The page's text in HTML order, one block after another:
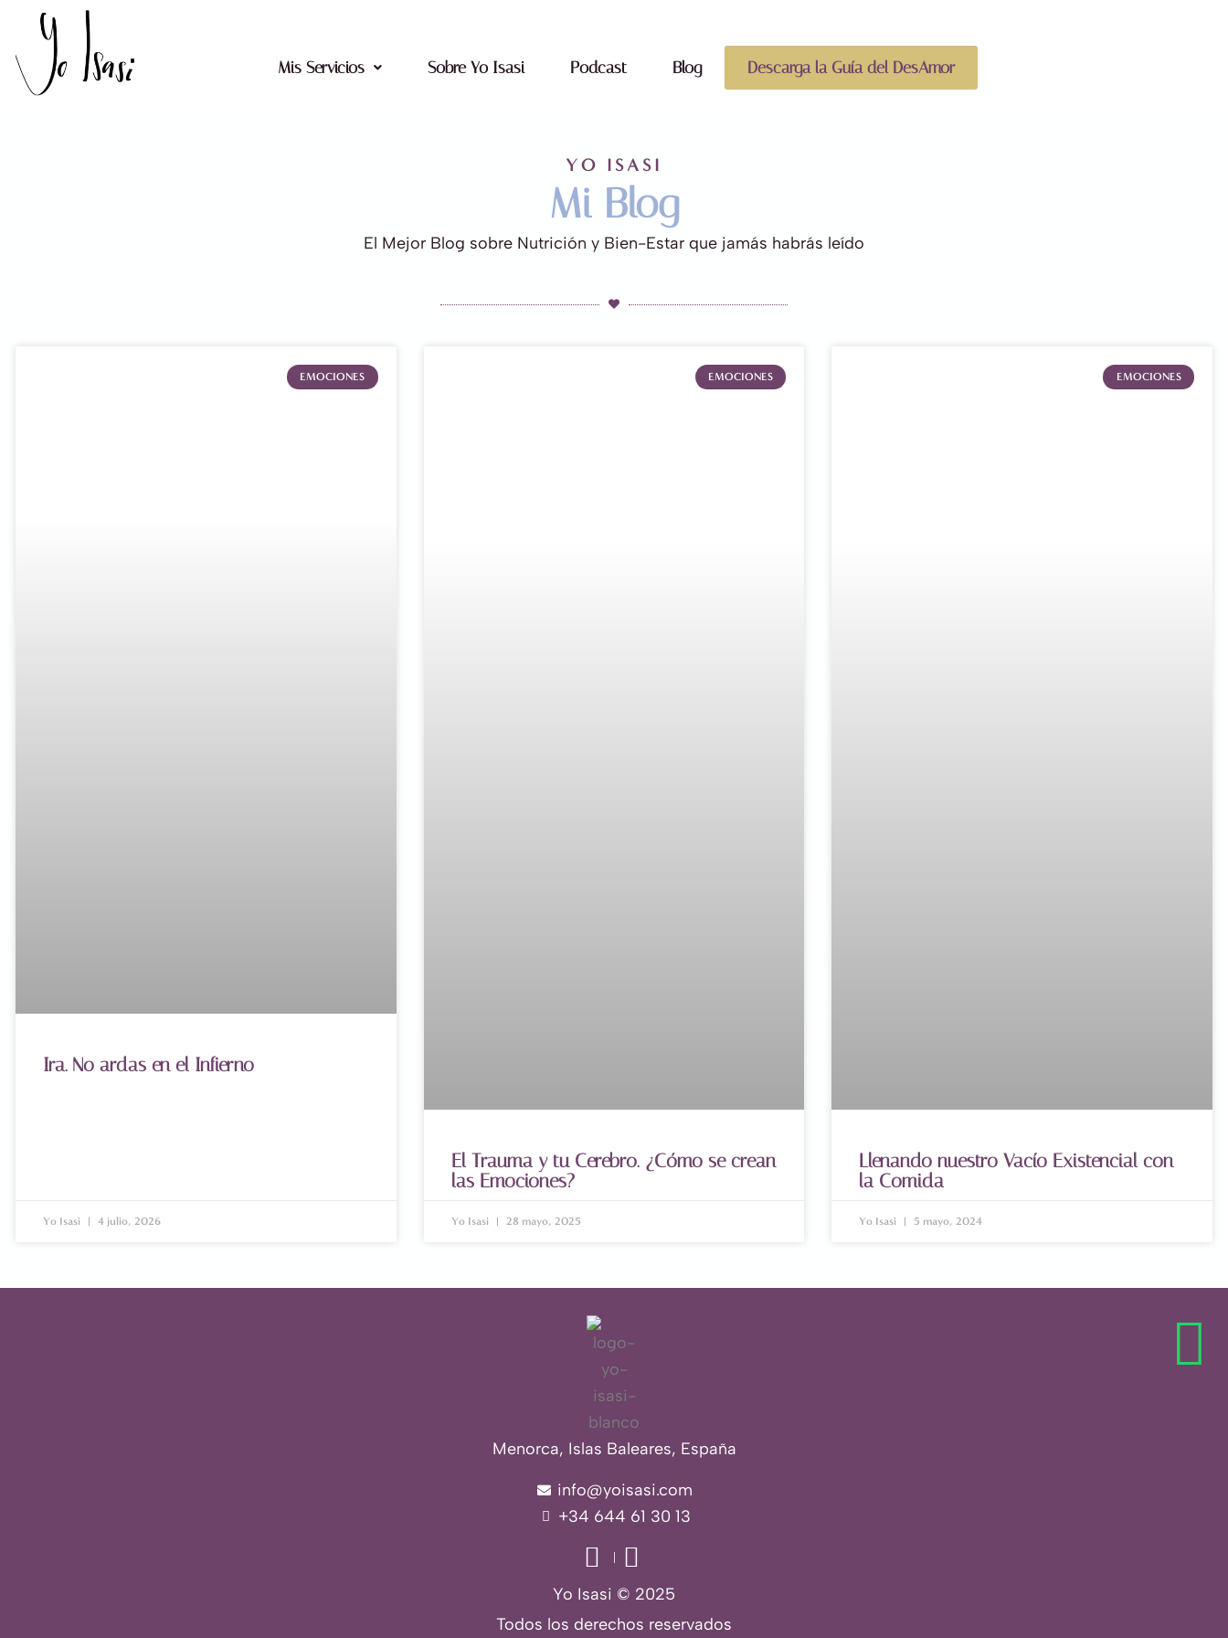
contenido
Mis Servicios Sobre Yo Isasi Podcast Blog Descarga la Guía del DesAmor
YO ISASI
Mi Blog
El Mejor Blog sobre Nutrición y Bien-Estar que jamás habrás leído
EMOCIONES
Ira. No ardas en el Infierno
Yo Isasi 4 julio, 2026
EMOCIONES
El Trauma y tu Cerebro. ¿Cómo se crean
las Emociones?
Yo Isasi 28 mayo, 2025
EMOCIONES
Llenando nuestro Vacío Existencial con
la Comida
Yo Isasi 5 mayo, 2024
Menorca, Islas Baleares, España
info@yoisasi.com
+34 644 61 30 13
Yo Isasi © 2025
Todos los derechos reservados